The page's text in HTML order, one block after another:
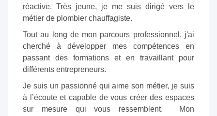
réactive. Très jeune, je me suis dirigé vers le
métier de plombier chauffagiste.
Tout au long de mon parcours professionnel, j'ai
cherché à développer mes compétences en
passant des formations et en travaillant pour
différents entrepreneurs.
Je suis un passionné qui aime son métier, je suis
à l’écoute et capable de vous créer des espaces
sur mesure qui vous ressemblent. Mon